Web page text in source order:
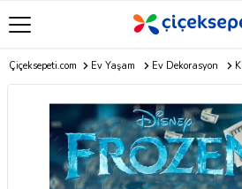
Çiçeksepeti.com Ev Yaşam Ev Dekorasyon